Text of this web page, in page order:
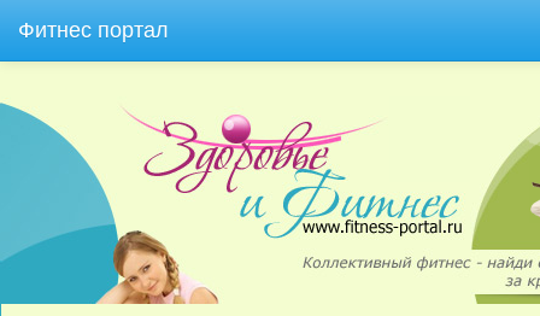
Фитнес портал